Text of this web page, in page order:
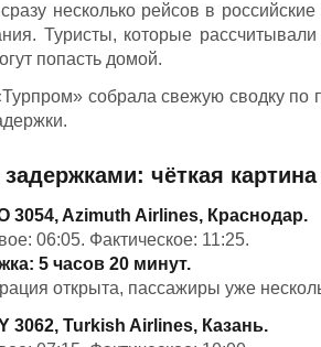
несколько рейсов в
Туристы, которые
попасть домой.
собрала свежую сводку
чёткая
3054, Azimuth Airlines, Краснодар.
06:05. Фактическое: 11:25.
5 часов 20 минут.
открыта, пассажиры уже
3062, Turkish Airlines, Казань.